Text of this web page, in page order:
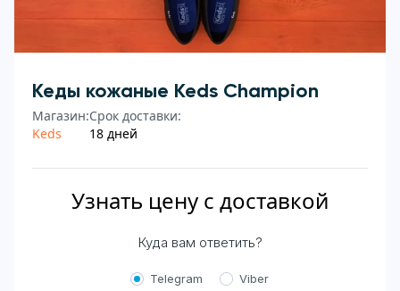
Кеды кожаные Keds Champion
Магазин:
Keds
Срок доставки:
18 дней
Узнать цену с доставкой
Куда вам ответить?
Telegram Viber